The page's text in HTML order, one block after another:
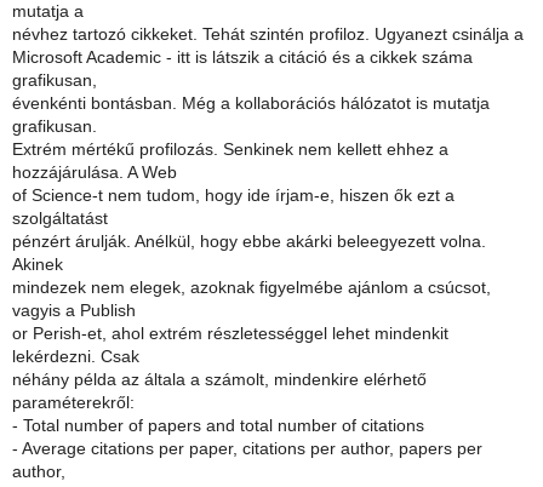
mutatja a
névhez tartozó cikkeket. Tehát szintén profiloz. Ugyanezt csinálja a
Microsoft Academic - itt is látszik a citáció és a cikkek száma
grafikusan,
évenkénti bontásban. Még a kollaborációs hálózatot is mutatja
grafikusan.
Extrém mértékű profilozás. Senkinek nem kellett ehhez a
hozzájárulása. A Web
of Science-t nem tudom, hogy ide írjam-e, hiszen ők ezt a
szolgáltatást
pénzért árulják. Anélkül, hogy ebbe akárki beleegyezett volna.
Akinek
mindezek nem elegek, azoknak figyelmébe ajánlom a csúcsot,
vagyis a Publish
or Perish-et, ahol extrém részletességgel lehet mindenkit
lekérdezni. Csak
néhány példa az általa a számolt, mindenkire elérhető
paraméterekről:
- Total number of papers and total number of citations
- Average citations per paper, citations per author, papers per
author,